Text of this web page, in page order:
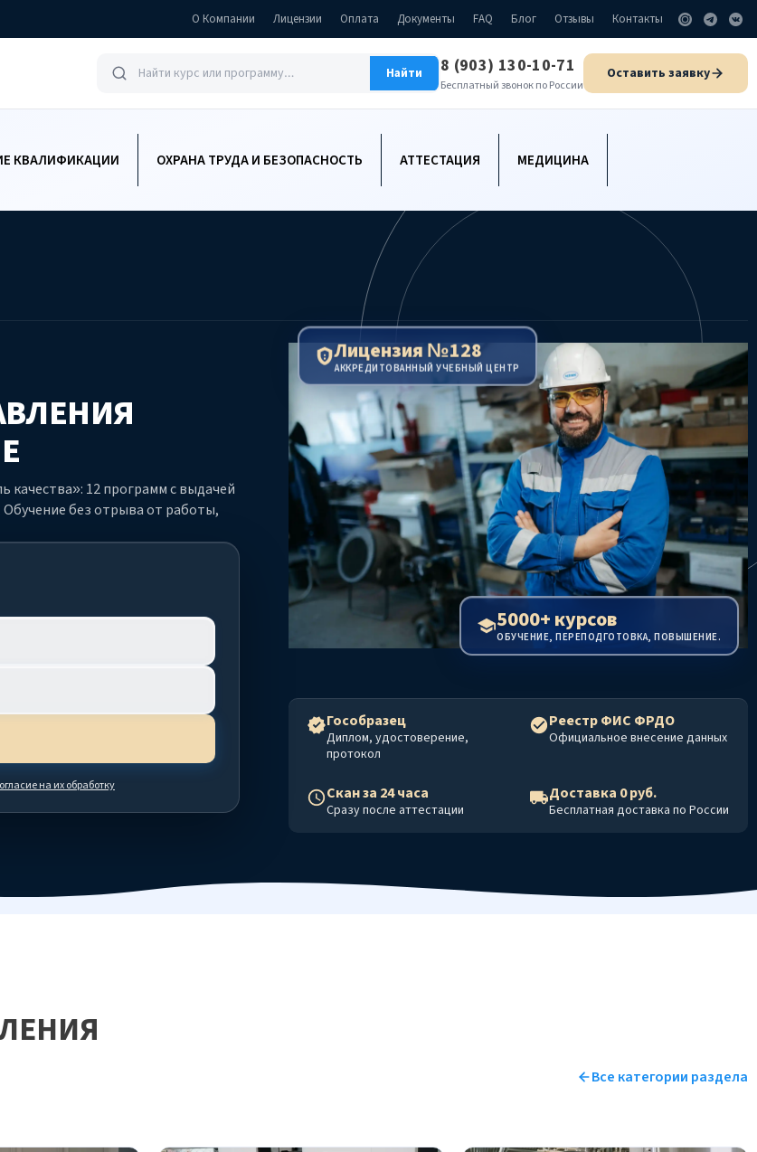
О Компании Лицензии Оплата Документы FAQ Блог Отзывы Контакты
Найти 8 (903) 130-10-71
Бесплатный звонок по России
Оставить заявку
КВАЛИФИКАЦИИ ОХРАНА ТРУДА И БЕЗОПАСНОСТЬ АТТЕСТАЦИЯ МЕДИЦИНА
12 программ с выдачей
без отрыва от работы,
на их обработку
Лицензия №128
АККРЕДИТОВАННЫЙ УЧЕБНЫЙ ЦЕНТР
5000+ курсов
ОБУЧЕНИЕ, ПЕРЕПОДГОТОВКА, ПОВЫШЕНИЕ.
Гособразец
Диплом, удостоверение,
протокол
Реестр ФИС ФРДО
Официальное внесение данных
Скан за 24 часа
Сразу после аттестации
Доставка 0 руб.
Бесплатная доставка по России
Все категории раздела